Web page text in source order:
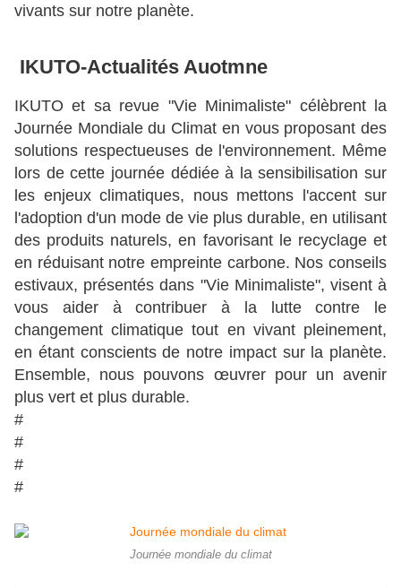
vivants sur notre planète.
IKUTO-Actualités Auotmne
IKUTO et sa revue "Vie Minimaliste" célèbrent la
Journée Mondiale du Climat en vous proposant des
solutions respectueuses de l'environnement. Même
lors de cette journée dédiée à la sensibilisation sur
les enjeux climatiques, nous mettons l'accent sur
l'adoption d'un mode de vie plus durable, en utilisant
des produits naturels, en favorisant le recyclage et
en réduisant notre empreinte carbone. Nos conseils
estivaux, présentés dans "Vie Minimaliste", visent à
vous aider à contribuer à la lutte contre le
changement climatique tout en vivant pleinement,
en étant conscients de notre impact sur la planète.
Ensemble, nous pouvons œuvrer pour un avenir
plus vert et plus durable.
#
#
#
#
Journée mondiale du climat